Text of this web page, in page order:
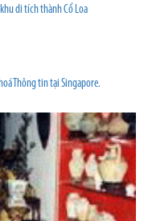
di tích thành Cổ Loa
Thông tin tại Singapore.